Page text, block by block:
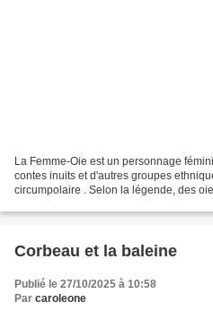
La Femme-Oie est un personnage
contes inuits et d'autres groupes
circumpolaire . Selon la légende, des
Corbeau et la baleine
Publié le 27/10/2025 à 10:58
Par caroleone